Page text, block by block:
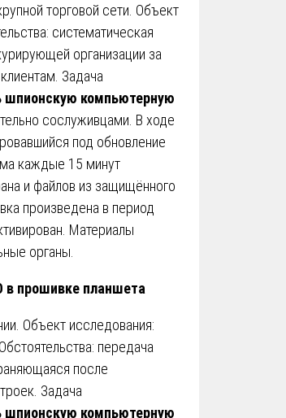
торговой сети. Объект
систематическая
организации за
Задача
шпионскую компьютерную
сослуживцами. В ходе
под обновление
каждые 15 минут
и файлов из защищённого
произведена в период
Материалы
органы.
прошивке планшета
Объект исследования:
передача
после
Задача
шпионскую компьютерную